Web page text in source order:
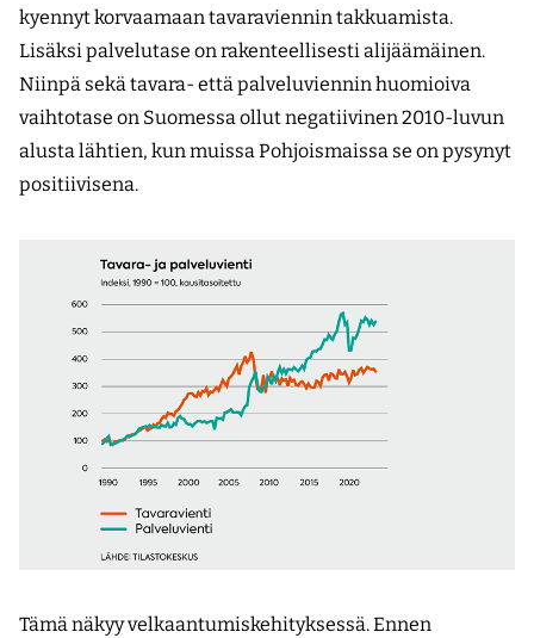
kyennyt korvaamaan tavaraviennin takkuamista.
Lisäksi palvelutase on rakenteellisesti alijäämäinen.
Niinpä sekä tavara- että palveluviennin huomioiva
vaihtotase on Suomessa ollut negatiivinen 2010-luvun
alusta lähtien, kun muissa Pohjoismaissa se on pysynyt
positiivisena.
Tämä näkyy velkaantumiskehityksessä. Ennen